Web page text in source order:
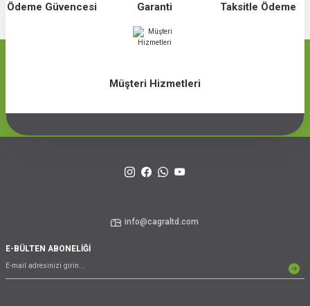
Ödeme Güvencesi Garanti Taksitle Ödeme
Müşteri Hizmetleri
info@cagraltd.com
E-BÜLTEN ABONELİĞİ